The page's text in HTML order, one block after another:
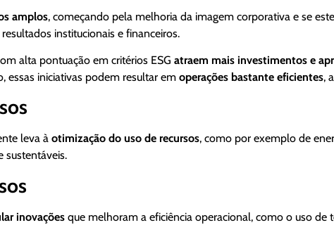
amplos, começando pela melhoria da imagem corporativa e se
institucionais e financeiros.
alta pontuação em critérios ESG atraem mais investimentos e
essas iniciativas podem resultar em operações bastante eficientes,
leva à otimização do uso de recursos, como por exemplo de
sustentáveis.
inovações que melhoram a eficiência operacional, como o uso de